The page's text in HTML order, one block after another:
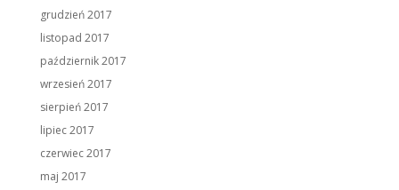
grudzień 2017
listopad 2017
październik 2017
wrzesień 2017
sierpień 2017
lipiec 2017
czerwiec 2017
maj 2017